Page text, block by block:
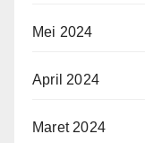
Mei 2024
April 2024
Maret 2024